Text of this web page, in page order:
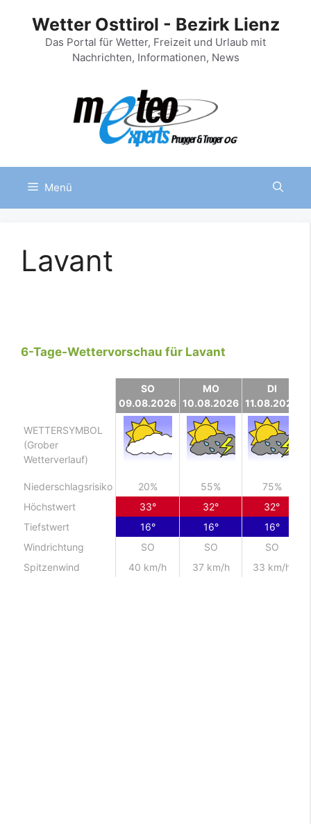
springen
Wetter Osttirol - Bezirk Lienz
Das Portal für Wetter, Freizeit und Urlaub mit
Nachrichten, Informationen, News
Menü
Lavant
6-Tage-Wettervorschau für Lavant
SO
09.08.2026
MO
10.08.2026
DI
11.08.2026
WETTERSYMBOL
(Grober
Wetterverlauf)
Niederschlagsrisiko 20% 55%
75%
Höchstwert
33° 32°
32°
Tiefstwert
16° 16°
16°
Windrichtung
SO SO
SO
Spitzenwind
40 km/h 37 km/h 33 km/h